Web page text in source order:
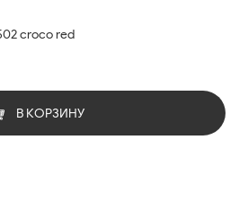
croco red
В КОРЗИНУ